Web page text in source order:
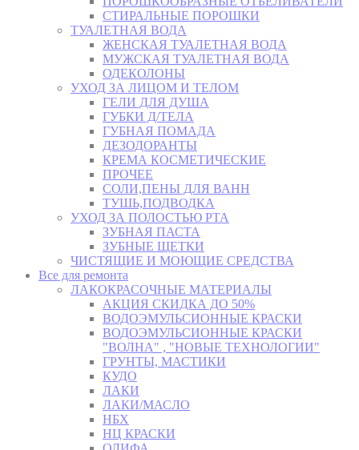
СТИРАЛЬНЫЕ ПОРОШКИ
ТУАЛЕТНАЯ ВОДА
ЖЕНСКАЯ ТУАЛЕТНАЯ ВОДА
МУЖСКАЯ ТУАЛЕТНАЯ ВОДА
ОДЕКОЛОНЫ
УХОД ЗА ЛИЦОМ И ТЕЛОМ
ГЕЛИ ДЛЯ ДУША
ГУБКИ Д/ТЕЛА
ГУБНАЯ ПОМАДА
ДЕЗОДОРАНТЫ
КРЕМА КОСМЕТИЧЕСКИЕ
ПРОЧЕЕ
СОЛИ,ПЕНЫ ДЛЯ ВАНН
ТУШЬ,ПОДВОДКА
УХОД ЗА ПОЛОСТЬЮ РТА
ЗУБНАЯ ПАСТА
ЗУБНЫЕ ЩЕТКИ
ЧИСТЯЩИЕ И МОЮЩИЕ СРЕДСТВА
Все для ремонта
ЛАКОКРАСОЧНЫЕ МАТЕРИАЛЫ
АКЦИЯ СКИДКА ДО 50%
ВОДОЭМУЛЬСИОННЫЕ КРАСКИ
ВОДОЭМУЛЬСИОННЫЕ КРАСКИ
"ВОЛНА" , "НОВЫЕ ТЕХНОЛОГИИ"
ГРУНТЫ, МАСТИКИ
КУДО
ЛАКИ
ЛАКИ/МАСЛО
НБХ
НЦ КРАСКИ